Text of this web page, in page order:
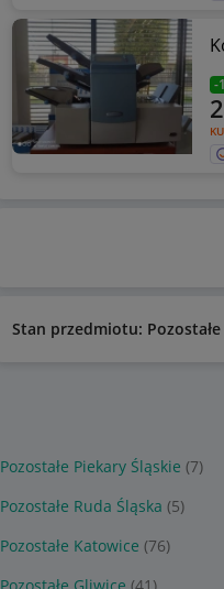
-
Stan przedmiotu: Pozostałe
Pozostałe Piekary Śląskie (7)
Pozostałe Ruda Śląska (5)
Pozostałe Katowice (76)